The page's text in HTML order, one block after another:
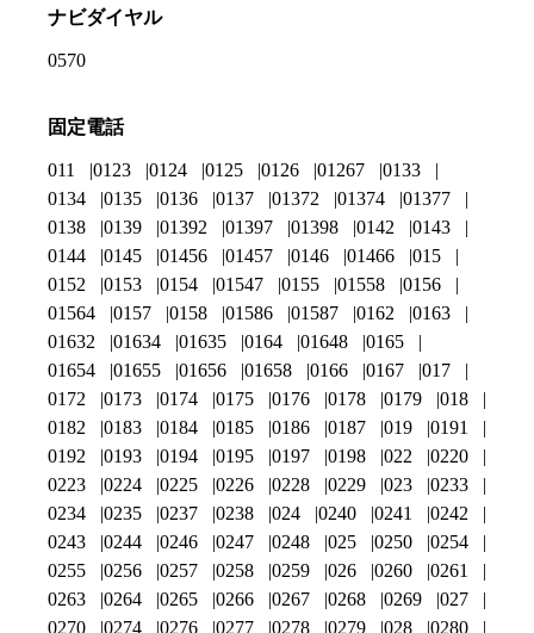
ナビダイヤル
0570
固定電話
011 0123 0124 0125 0126 01267
0133
0134
0135 0136 0137 01372 01374
01377
0138
0139 01392 01397 01398 0142
0143
0144
0145 01456 01457 0146 01466
015
0152
0153 0154 01547 0155 01558
0156
01564
0157 0158 01586 01587 0162
0163
01632
01634 01635 0164 01648
0165
01654
01655 01656 01658 0166 0167
017
0172
0173 0174 0175 0176 0178 0179
018
0182
0183 0184 0185 0186 0187 019
0191
0192
0193 0194 0195 0197 0198 022
0220
0223
0224 0225 0226 0228 0229 023
0233
0234
0235 0237 0238 024 0240 0241
0242
0243
0244 0246 0247 0248 025 0250
0254
0255
0256 0257 0258 0259 026 0260
0261
0263
0264 0265 0266 0267 0268 0269
027
0270
0274 0276 0277 0278 0279 028 0280